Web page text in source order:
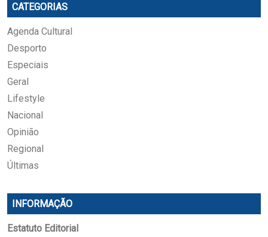
CATEGORIAS
Agenda Cultural
Desporto
Especiais
Geral
Lifestyle
Nacional
Opinião
Regional
Últimas
INFORMAÇÃO
Estatuto Editorial